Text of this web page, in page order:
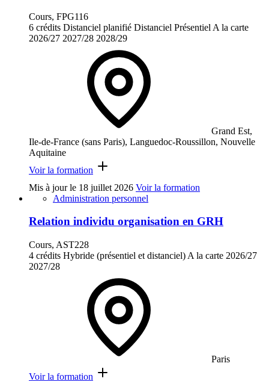
Cours, FPG116
6 crédits Distanciel planifié Distanciel Présentiel A la carte
2026/27 2027/28 2028/29
Grand Est,
Ile-de-France (sans Paris), Languedoc-Roussillon, Nouvelle
Aquitaine
Voir la formation
Mis à jour le 18 juillet 2026 Voir la formation
Administration personnel
Relation individu organisation en GRH
Cours, AST228
4 crédits Hybride (présentiel et distanciel) A la carte 2026/27
2027/28
Paris
Voir la formation